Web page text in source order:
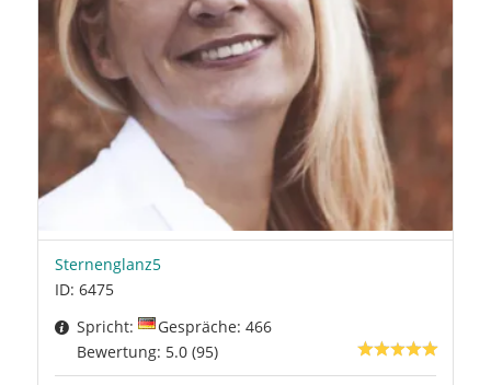
Sternenglanz5
ID: 6475
Spricht:
Gespräche: 466
Bewertung: 5.0 (95)